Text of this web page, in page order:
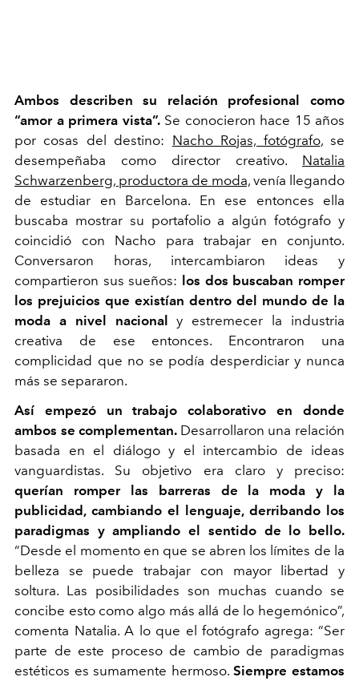
Ambos describen su relación profesional como
“amor a primera vista”.Se conocieron hace 15 años
por cosas del destino: Nacho Rojas, fotógrafo, se
desempeñaba como director creativo. Natalia
Schwarzenberg, productora de moda, venía llegando
de estudiar en Barcelona. En ese entonces ella
buscaba mostrar su portafolio a algún fotógrafo y
coincidió con Nacho para trabajar en conjunto.
Conversaron horas, intercambiaron ideas y
compartieron sus sueños: los dos buscaban romper
los prejuicios que existían dentro del mundo de la
moda a nivel nacionaly estremecer la industria
creativa de ese entonces. Encontraron una
complicidad que no se podía desperdiciar y nunca
más se separaron.
Así empezó un trabajo colaborativo en donde
ambos se complementan. Desarrollaron una relación
basada en el diálogo y el intercambio de ideas
vanguardistas. Su objetivo era claro y preciso:
querían romper las barreras de la moda y la
publicidad, cambiando el lenguaje, derribando los
paradigmas y ampliando el sentido de lo bello.
“Desde el momento en que se abren los límites de la
belleza se puede trabajar con mayor libertad y
soltura. Las posibilidades son muchas cuando se
concibe esto como algo más allá de lo hegemónico”,
comenta Natalia. A lo que el fotógrafo agrega: “Ser
parte de este proceso de cambio de paradigmas
estéticos es sumamente hermoso.Siempre estamos